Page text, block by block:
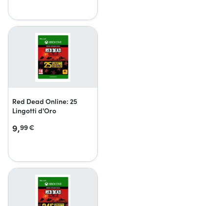
Red Dead Online: 25
Lingotti d'Oro
9,99€